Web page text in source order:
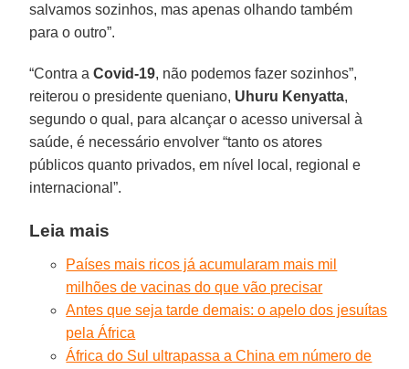
salvamos sozinhos, mas apenas olhando também
para o outro”.
“Contra aCovid-19, não podemos fazer sozinhos”,
reiterou o presidente queniano, Uhuru Kenyatta,
segundo o qual, para alcançar o acesso universal à
saúde, é necessário envolver “tanto os atores
públicos quanto privados, em nível local, regional e
internacional”.
Leia mais
Países mais ricos já acumularam mais mil
milhões de vacinas do que vão precisar
Antes que seja tarde demais: o apelo dos jesuítas
pela África
África do Sul ultrapassa a China em número de